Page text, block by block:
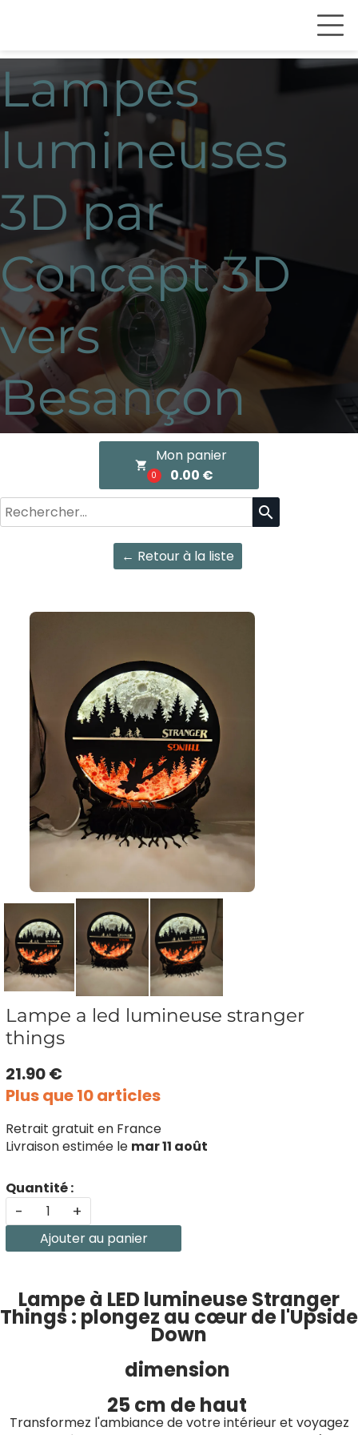
Lampes
lumineuses
3D par
Concept 3D
vers
Besançon
local_grocery_store
0
Mon panier
0.00 €
search
← Retour à la liste
Lampe a led lumineuse stranger
things
21.90 €
Plus que 10 articles
Retrait gratuit en France
Livraison estimée le mar 11 août
Quantité :
- +
Ajouter au panier
Lampe à LED lumineuse Stranger
Things : plongez au cœur de l'Upside
Down
dimension
25 cm de haut
Transformez l'ambiance de votre intérieur et voyagez